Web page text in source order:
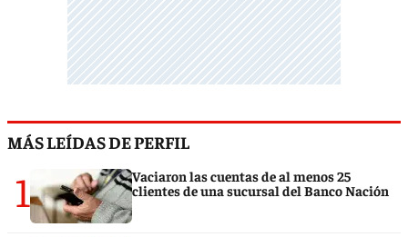
MÁS LEÍDAS DE PERFIL
1
Vaciaron las cuentas de al menos 25
clientes de una sucursal del Banco Nación